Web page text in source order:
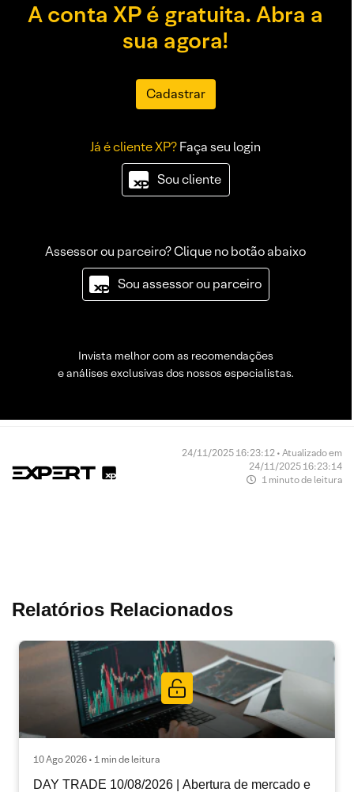
A conta XP é gratuita. Abra a
sua agora!
Cadastrar
Já é cliente XP?Faça seu login
Sou cliente
Assessor ou parceiro? Clique no botão abaixo
Sou assessor ou parceiro
Invista melhor com as recomendações
e análises exclusivas dos nossos especialistas.
24/11/2025 16:23:12 • Atualizado em
24/11/2025 16:23:14
1 minuto de leitura
Relatórios Relacionados
10 Ago 2026 • 1 min de leitura
DAY TRADE 10/08/2026 | Abertura de mercado e